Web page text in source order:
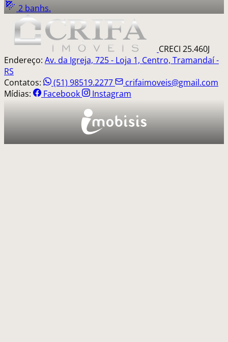
2 banhs.
CRECI 25.460J
Endereço: Av. da Igreja, 725 - Loja 1, Centro, Tramandaí -
RS
Contatos:
(51) 98519.2277
crifaimoveis@gmail.com
Mídias:
Facebook Instagram